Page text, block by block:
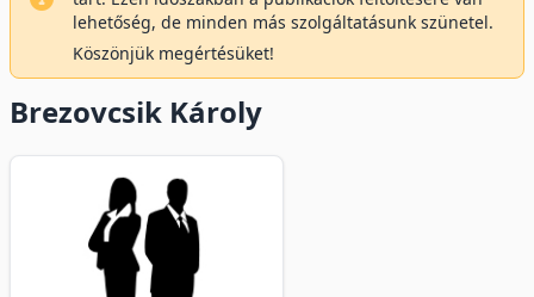
lehetőség, de minden más szolgáltatásunk szünetel.
Köszönjük megértésüket!
Brezovcsik Károly